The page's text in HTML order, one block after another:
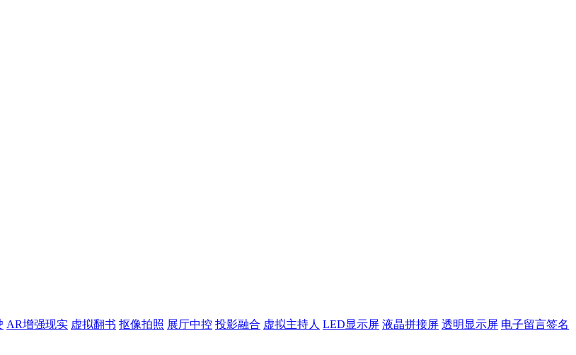
AR增强现实 虚拟翻书 抠像拍照 展厅中控 投影融合 虚拟主持人 LED显示屏 液晶拼接屏 透明显示屏 电子留言签名